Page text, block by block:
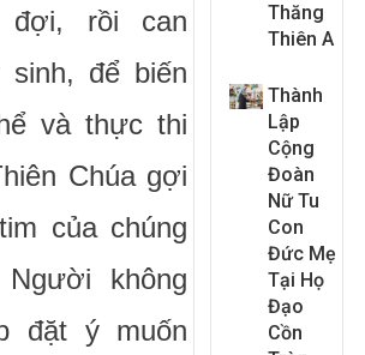
đợi, rồi can
sinh, để biến
và thực thi
Chúa gợi
của chúng
không
đặt ý muốn
Thăng
Thiên A
Thành
Lập
Cộng
Đoàn
Nữ Tu
Con
Đức Mẹ
Tại Họ
Đạo
Cồn